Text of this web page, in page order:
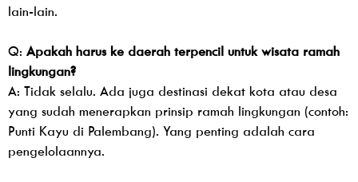
lain-lain.
Q: Apakah harus ke daerah terpencil untuk wisata ramah
lingkungan?
A: Tidak selalu. Ada juga destinasi dekat kota atau desa
yang sudah menerapkan prinsip ramah lingkungan (contoh:
Punti Kayu di Palembang). Yang penting adalah cara
pengelolaannya.